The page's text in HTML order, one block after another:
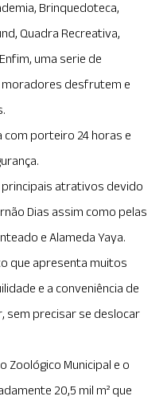
Brinquedoteca,
Quadra Recreativa,
uma serie de
moradores desfrutem e
porteiro 24 horas e
principais atrativos devido
Dias assim como pelas
e Alameda Yaya.
que apresenta muitos
e a conveniência de
sem precisar se deslocar
Zoológico Municipal e o
20,5 mil m² que